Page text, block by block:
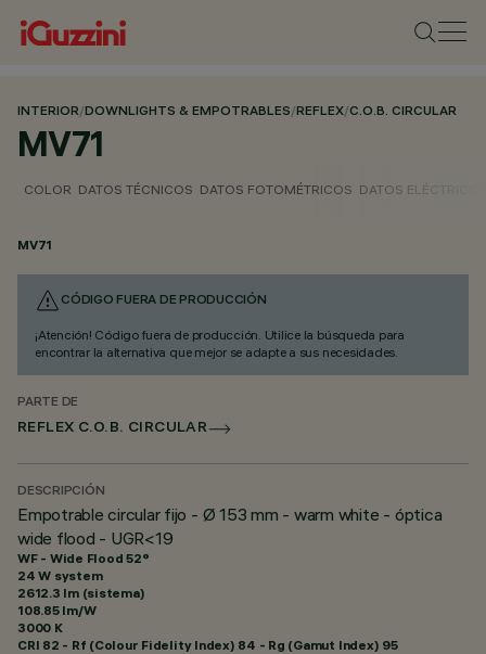
INTERIOR/DOWNLIGHTS & EMPOTRABLES/REFLEX/C.O.B. CIRCULAR
MV71
COLOR DATOS TÉCNICOS DATOS FOTOMÉTRICOS DATOS
MV71
CÓDIGO FUERA DE PRODUCCIÓN
¡Atención! Código fuera de producción. Utilice la búsqueda para
encontrar la alternativa que mejor se adapte a sus necesidades.
PARTE DE
REFLEX C.O.B. CIRCULAR
DESCRIPCIÓN
Empotrable circular fijo - Ø 153 mm - warm white - óptica
wide flood - UGR<19
WF - Wide Flood 52°
24 W system
2612.3 lm (sistema)
108.85 lm/W
3000 K
CRI 82 - Rf (Colour Fidelity Index) 84 - Rg (Gamut Index) 95